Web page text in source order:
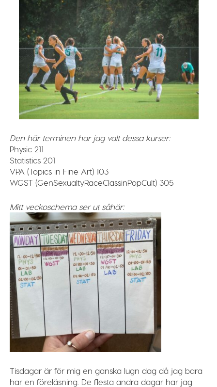
Den här terminen har jag valt dessa kurser:
Physic 211
Statistics 201
VPA (Topics in Fine Art) 103
WGST (GenSexualtyRaceClassinPopCult) 305
Mitt veckoschema ser ut såhär:
Tisdagar är för mig en ganska lugn dag då jag bara
har en föreläsning. De flesta andra dagar har jag